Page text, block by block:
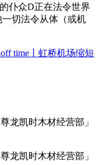
仆众D正在法令世界
切法令从体（或机
off time丨虹桥机场缩短
龙凯时木材经营部」
龙凯时木材经营部」